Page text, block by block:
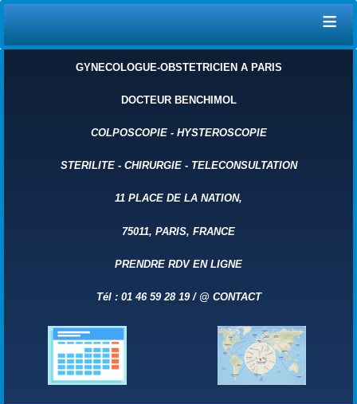
≡
GYNECOLOGUE-OBSTETRICIEN A PARIS
DOCTEUR BENCHIMOL
COLPOSCOPIE- HYSTEROSCOPIE
STERILITE- CHIRURGIE- TELECONSULTATION
11 PLACE DE LA NATION,
75011, PARIS, FRANCE
PRENDRE RDV EN LIGNE
Tél : 01 46 59 28 19 / @ CONTACT